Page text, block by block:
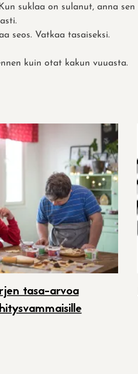
suklaa on sulanut, anna sen
seos. Vatkaa tasaiseksi.
kuin otat kakun vuuasta.
tasa-arvoa